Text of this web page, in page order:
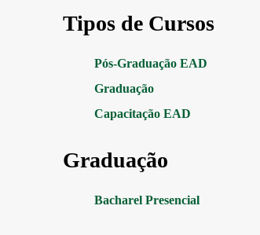
Tipos de Cursos
Pós-Graduação EAD
Graduação
Capacitação EAD
Graduação
Bacharel Presencial